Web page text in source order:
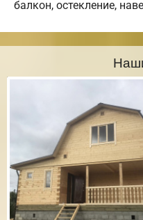
балкон, остекление,